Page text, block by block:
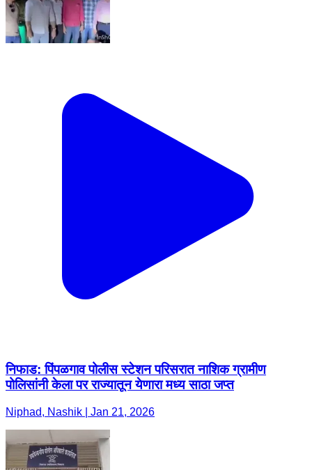
निफाड: पिंपळगाव पोलीस स्टेशन परिसरात नाशिक ग्रामीण
पोलिसांनी केला पर राज्यातून येणारा मध्य साठा जप्त
Niphad, Nashik | Jan 21, 2026